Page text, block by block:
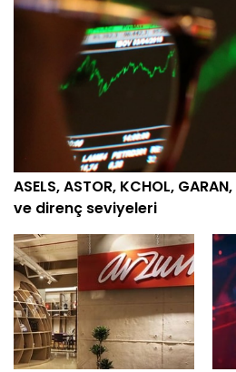
ASELS, ASTOR, KCHOL,
ve direnç seviyeleri